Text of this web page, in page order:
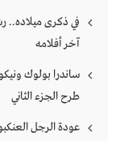
في ذكرى ميلاده..
آخر أفلامه
طرح الجزء الثاني
عودة الرجل